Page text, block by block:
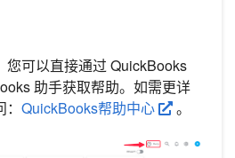
您可以直接通过 QuickBooks
助手获取帮助。如需更详
QuickBooks帮助中心 。